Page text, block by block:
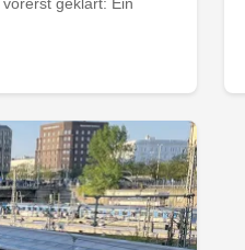
geklärt: Ein